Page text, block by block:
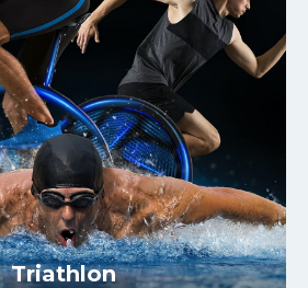
Triathlon